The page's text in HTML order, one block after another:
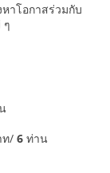
าโอกาสร่วมกับ
ๆ
ท/ 6 ท่าน